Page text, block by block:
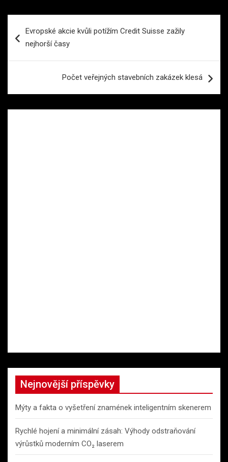
proEvropské akcie kvůli potížím Credit Suisse zažily
nejhorší časy
Počet veřejných stavebních zakázek klesá
Nejnovější příspěvky
Mýty a fakta o vyšetření znamének inteligentním skenerem
Rychlé hojení a minimální zásah: Výhody odstraňování
výrůstků moderním CO₂ laserem